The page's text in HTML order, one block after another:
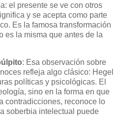
el presente se ve con otros
y se acepta como parte
Es la famosa transformación
es la misma que antes de la
: Esa observación sobre
refleja algo clásico: Hegel
políticas y psicológicas. El
sino en la forma en que
contradicciones, reconoce lo
soberbia intelectual puede